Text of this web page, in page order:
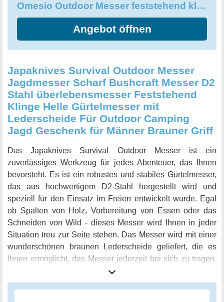
Omesio Outdoor Messer feststehend klein, Full Tang kleines Jagdmesser
Angebot öffnen
Japaknives Survival Outdoor Messer
Jagdmesser Scharf Bushcraft Messer D2
Stahl überlebensmesser Feststehend
Klinge Helle Gürtelmesser mit
Lederscheide Für Outdoor Camping
Jagd Geschenk für Männer Brauner Griff
Das Japaknives Survival Outdoor Messer ist ein
zuverlässiges Werkzeug für jedes Abenteuer, das Ihnen
bevorsteht. Es ist ein robustes und stabiles Gürtelmesser,
das aus hochwertigem D2-Stahl hergestellt wird und
speziell für den Einsatz im Freien entwickelt wurde. Egal
ob Spalten von Holz, Vorbereitung von Essen oder das
Schneiden von Wild - dieses Messer wird Ihnen in jeder
Situation treu zur Seite stehen. Das Messer wird mit einer
wunderschönen braunen Lederscheide geliefert, die es
Ihnen ermöglicht, das Messer jederzeit bei sich zu tragen.
Der ergonomisch geformte Griff aus braunem Holz bietet
eine angenehme Haptik und liegt gut in der Hand. Die